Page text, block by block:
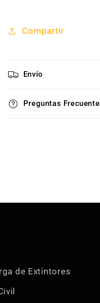
Compartir
Envío
Preguntas
de Extintores